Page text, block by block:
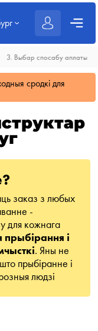
3. Выбар спосабу аплаты
сродкі для
заказ з любых
-
для кожнага
прыбірання і
. Яны не
прыбіранне і
людзі